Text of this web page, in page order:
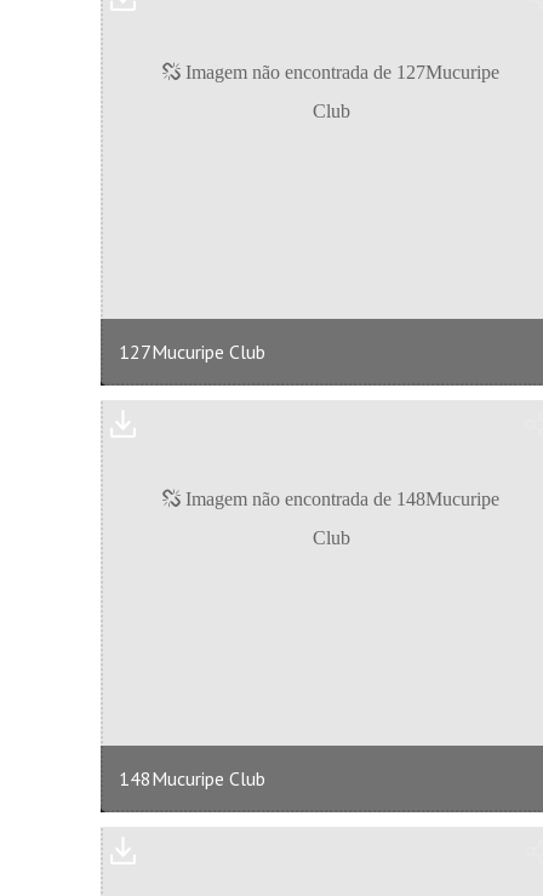
127Mucuripe Club
148Mucuripe Club